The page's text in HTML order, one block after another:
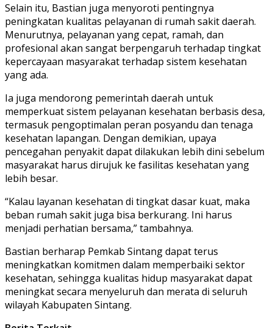
Selain itu, Bastian juga menyoroti pentingnya
peningkatan kualitas pelayanan di rumah sakit daerah.
Menurutnya, pelayanan yang cepat, ramah, dan
profesional akan sangat berpengaruh terhadap tingkat
kepercayaan masyarakat terhadap sistem kesehatan
yang ada.
Ia juga mendorong pemerintah daerah untuk
memperkuat sistem pelayanan kesehatan berbasis desa,
termasuk pengoptimalan peran posyandu dan tenaga
kesehatan lapangan. Dengan demikian, upaya
pencegahan penyakit dapat dilakukan lebih dini sebelum
masyarakat harus dirujuk ke fasilitas kesehatan yang
lebih besar.
“Kalau layanan kesehatan di tingkat dasar kuat, maka
beban rumah sakit juga bisa berkurang. Ini harus
menjadi perhatian bersama,” tambahnya.
Bastian berharap Pemkab Sintang dapat terus
meningkatkan komitmen dalam memperbaiki sektor
kesehatan, sehingga kualitas hidup masyarakat dapat
meningkat secara menyeluruh dan merata di seluruh
wilayah Kabupaten Sintang.